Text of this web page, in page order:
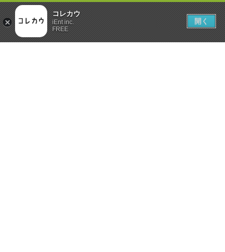
コレカウ
iEnt inc.
FREE
開く